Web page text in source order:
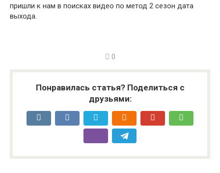
пришли к нам в поисках видео по метод 2 сезон дата
выхода.
0
Понравилась статья? Поделиться с
друзьями: